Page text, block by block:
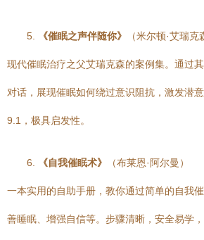
5. 《催眠之声伴随你》 （米尔顿·艾瑞克
现代催眠治疗之父艾瑞克森的案例集。通过
对话，展现催眠如何绕过意识阻抗，激发潜
9.1，极具启发性。
6. 《自我催眠术》 （布莱恩·阿尔曼）
一本实用的自助手册，教你通过简单的自我
善睡眠、增强自信等。步骤清晰，安全易学，